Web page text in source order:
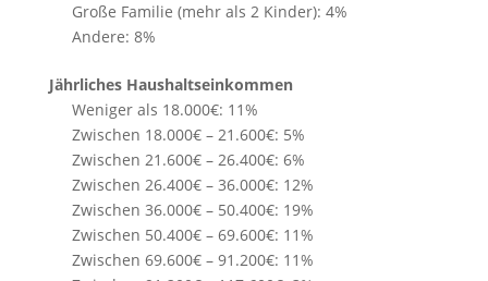
Große Familie (mehr als 2 Kinder): 4%
Andere: 8%
Jährliches Haushaltseinkommen
Weniger als 18.000€: 11%
Zwischen 18.000€ – 21.600€: 5%
Zwischen 21.600€ – 26.400€: 6%
Zwischen 26.400€ – 36.000€: 12%
Zwischen 36.000€ – 50.400€: 19%
Zwischen 50.400€ – 69.600€: 11%
Zwischen 69.600€ – 91.200€: 11%